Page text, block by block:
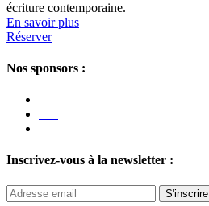
écriture contemporaine.
En savoir plus
Réserver
Nos sponsors :
Inscrivez-vous à la newsletter :
S'inscrire